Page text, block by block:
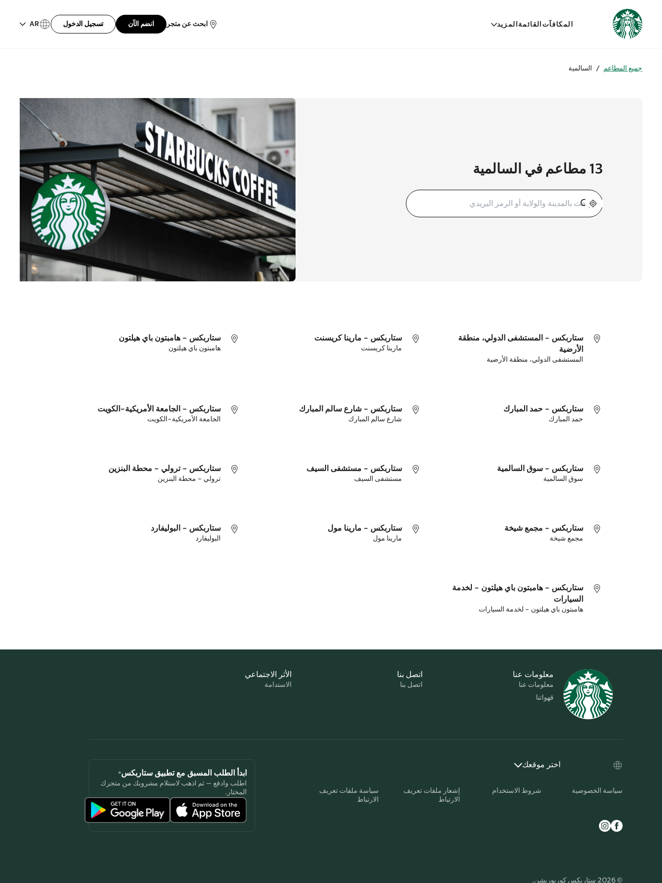
المكافآت القائمة المزيد ابحث عن متجر انضم الآن تسجيل الدخول AR
جميع المطاعم / السالمية
13 مطاعم في السالمية
ستاربكس - المستشفى الدولي، منطقة
الأرضية
المستشفى الدولي، منطقة الأرضية
ستاربكس - مارينا كريسنت
مارينا كريسنت
ستاربكس - هامبتون باي هيلتون
هامبتون باي هيلتون
ستاربكس - حمد المبارك
حمد المبارك
ستاربكس - شارع سالم المبارك
شارع سالم المبارك
ستاربكس - الجامعة الأمريكية-الكويت
الجامعة الأمريكية-الكويت
ستاربكس - سوق السالمية
سوق السالمية
ستاربكس - مستشفى السيف
مستشفى السيف
ستاربكس - ترولي - محطة البنزين
ترولي - محطة البنزين
ستاربكس - مجمع شيخة
مجمع شيخة
ستاربكس - مارينا مول
مارينا مول
ستاربكس - البوليفارد
البوليفارد
ستاربكس - هامبتون باي هيلتون - لخدمة
السيارات
هامبتون باي هيلتون - لخدمة السيارات
معلومات عنا
معلومات عنا
قهواتنا
اتصل بنا
اتصل بنا
الأثر الاجتماعي
الاستدامة
اختر موقعك
سياسة الخصوصية شروط الاستخدام
إشعار ملفات تعريف
الارتباط
سياسة ملفات تعريف
الارتباط
ابدأ الطلب المسبق مع تطبيق ستاربكس®
اطلب وادفع — ثم اذهب لاستلام مشروبك من متجرك
المختار.
© 2026 ستاربكس كوربوريشن.